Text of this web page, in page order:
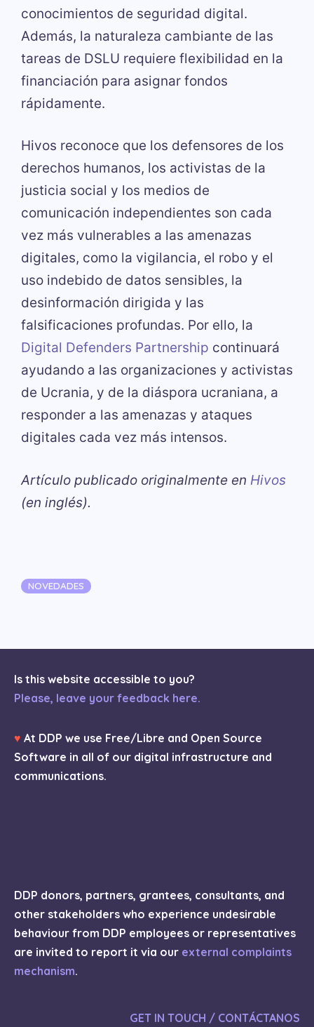
conocimientos de seguridad digital.
Además, la naturaleza cambiante de las
tareas de DSLU requiere flexibilidad en la
financiación para asignar fondos
rápidamente.
Hivos reconoce que los defensores de los
derechos humanos, los activistas de la
justicia social y los medios de
comunicación independientes son cada
vez más vulnerables a las amenazas
digitales, como la vigilancia, el robo y el
uso indebido de datos sensibles, la
desinformación dirigida y las
falsificaciones profundas. Por ello, la
Digital Defenders Partnership continuará
ayudando a las organizaciones y activistas
de Ucrania, y de la diáspora ucraniana, a
responder a las amenazas y ataques
digitales cada vez más intensos.
Artículo publicado originalmente en Hivos
(en inglés).
Categorías
NOVEDADES
Is this website accessible to you?
Please, leave your feedback here.
♥ At DDP we use Free/Libre and Open Source
Software in all of our digital infrastructure and
communications.
DDP donors, partners, grantees, consultants, and
other stakeholders who experience undesirable
behaviour from DDP employees or representatives
are invited to report it via our external complaints
mechanism.
GET IN TOUCH / CONTÁCTANOS